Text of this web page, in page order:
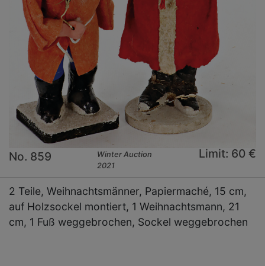
No. 859
Winter Auction
2021
Limit: 60 €
2 Teile, Weihnachtsmänner, Papiermaché, 15 cm,
auf Holzsockel montiert, 1 Weihnachtsmann, 21
cm, 1 Fuß weggebrochen, Sockel weggebrochen